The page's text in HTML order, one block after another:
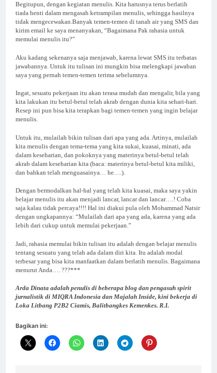
Begitupun, dengan kegiatan menulis. Kita harusnya terus berlatih
tiada henti dalam mengasah ketrampilan menulis, sehingga hasilnya
tidak mengecewakan.Banyak temen-temen di tanah air yang SMS dan
kirim email ke saya menanyakan, “Bagaimana Pak rahasia untuk
memulai menulis itu?”
Aku kadang sekenanya saja menjawab, karena lewat SMS itu terbatas
jawabannya. Untuk itu tulisan ini mungkin bisa melengkapi jawaban
saya yang pernah temen-temen terima sebelumnya.
Ingat, sesuatu pekerjaan itu akan terasa mudah dan mengalir, bila yang
kita lakukan itu betul-betul telah akrab dengan dunia kita sehari-hari.
Resep ini pun bisa kita terapkan bagi temen-temen yang ingin belajar
menulis.
Untuk itu, mulailah bikin tulisan dari apa yang ada. Artinya, mulailah
kita menulis dengan tema-tema yang kita sukai, kuasai, minati, ada
dalam keseharian, dan pokoknya yang materinya betul-betul telah
akrab dalam keseharian kita (baca: materinya betul-betul kita miliki,
dan bahkan telah menguasainya… he….).
Dengan bermodalkan hal-hal yang telah kita kuasai, maka saya yakin
belajar menulis itu akan menjadi lancar, lancar dan lancar….! Coba
saja kalau tidak percaya!!!! Hal ini diakui pula oleh Mohammad Natsir
dengan ungkapannya: “Mulailah dari apa yang ada, karena yang ada
lebih dari cukup untuk memulai pekerjaan.”
Jadi, rahasia memulai bikin tulisan itu adalah dengan belajar menulis
tentang sesuatu yang telah ada dalam diri kita. Itu adalah modal
terbesar yang bisa kita manfaatkan dalam berlatih menulis. Bagaimana
menurut Anda…. ???***
Arda Dinata adalah penulis di beberapa blog dan pengasuh spirit
jurnalistik di MIQRA Indonesia dan Majalah Inside, kini bekerja di
Loka Litbang P2B2 Ciamis, Balitbangkes Kemenkes. R.I.
Bagikan ini: